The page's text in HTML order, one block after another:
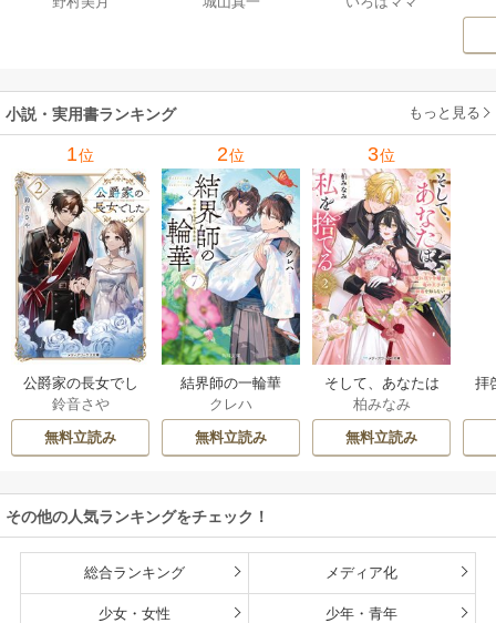
小説・実用書ランキング もっと見る
1位
公爵家の長女でし
た
鈴音さや
無料立読み
2位
結界師の一輪華
クレハ
無料立読み
3位
そして、あなたは
私を捨てる
柏みなみ
無料立読み
拝
その他の人気ランキングをチェック！
総合ランキング メディア化
少女・女性 少年・青年